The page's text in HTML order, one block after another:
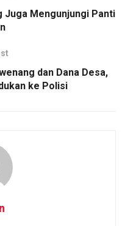
Juga Mengunjungi Panti
dan Dana Desa,
ke Polisi